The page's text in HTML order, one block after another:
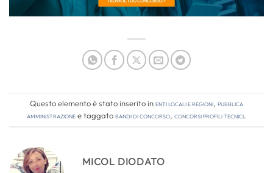
Questo elemento è stato inserito inEnti locali e regioni, Pubblica
amministrazionee taggatobandi di concorso, concorsi profili tecnici.
MICOL DIODATO